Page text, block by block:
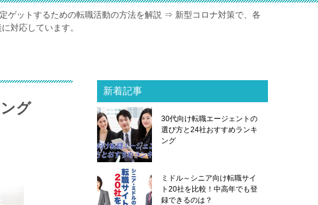
ゲットするための転職活動の方法を解説 ⇒ 新型コロナ対策で、各
対応しています。
グ
新着記事
30代向け転職エージェントの
選び方と24社おすすめランキ
ング
ミドル～シニア向け転職サイ
ト20社を比較！中高年でも登
録できるのは？